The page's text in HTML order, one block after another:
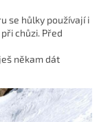
se hůlky používají i
chůzi. Před
někam dát